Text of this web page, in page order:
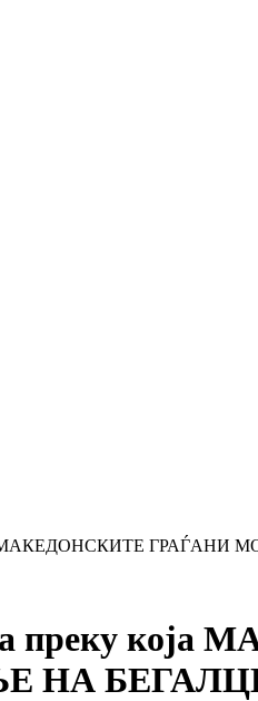
која МАКЕДОНСКИТЕ
преку
НА